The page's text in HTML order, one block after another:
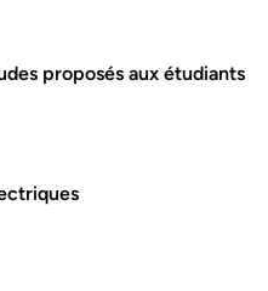
proposés aux étudiants